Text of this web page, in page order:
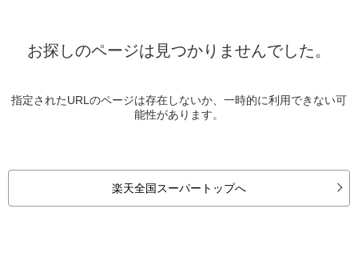
お探しのページは見つかりませんでした。
指定されたURLのページは存在しないか、一時的に利用できない可
能性があります。
楽天全国スーパートップへ